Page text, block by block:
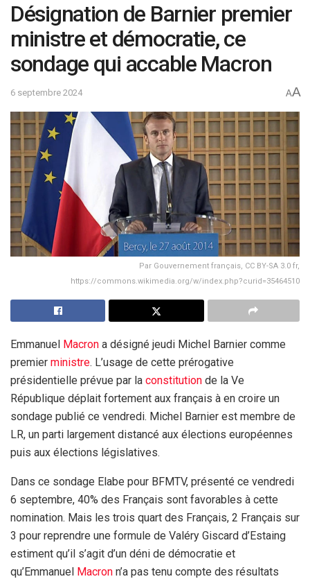
Désignation de Barnier premier
ministre et démocratie, ce
sondage qui accable Macron
6 septembre 2024 AA
Par Gouvernement français, CC BY-SA 3.0 fr,
https://commons.wikimedia.org/w/index.php?curid=35464510
Emmanuel Macron a désigné jeudi Michel Barnier comme
premier ministre. L’usage de cette prérogative
présidentielle prévue par la constitution de la Ve
République déplait fortement aux français à en croire un
sondage publié ce vendredi. Michel Barnier est membre de
LR, un parti largement distancé aux élections européennes
puis aux élections législatives.
Dans ce sondage Elabe pour BFMTV, présenté ce vendredi
6 septembre, 40% des Français sont favorables à cette
nomination. Mais les trois quart des Français, 2 Français sur
3 pour reprendre une formule de Valéry Giscard d’Estaing
estiment qu’il s’agit d’un déni de démocratie et
qu’Emmanuel Macron n’a pas tenu compte des résultats